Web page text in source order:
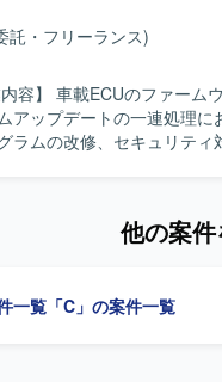
におけるコア技術に関わる
を活かしつつ、ISO/SAE
した組み込み
ます。RedmineやJIRA等
託・フリーランス)
アップデートの一連処理
ラムの改修、セキュリテ
ができます。 【開発環境】 NonOS環境でC言語を用
他の案
一覧 「C」の案件一覧